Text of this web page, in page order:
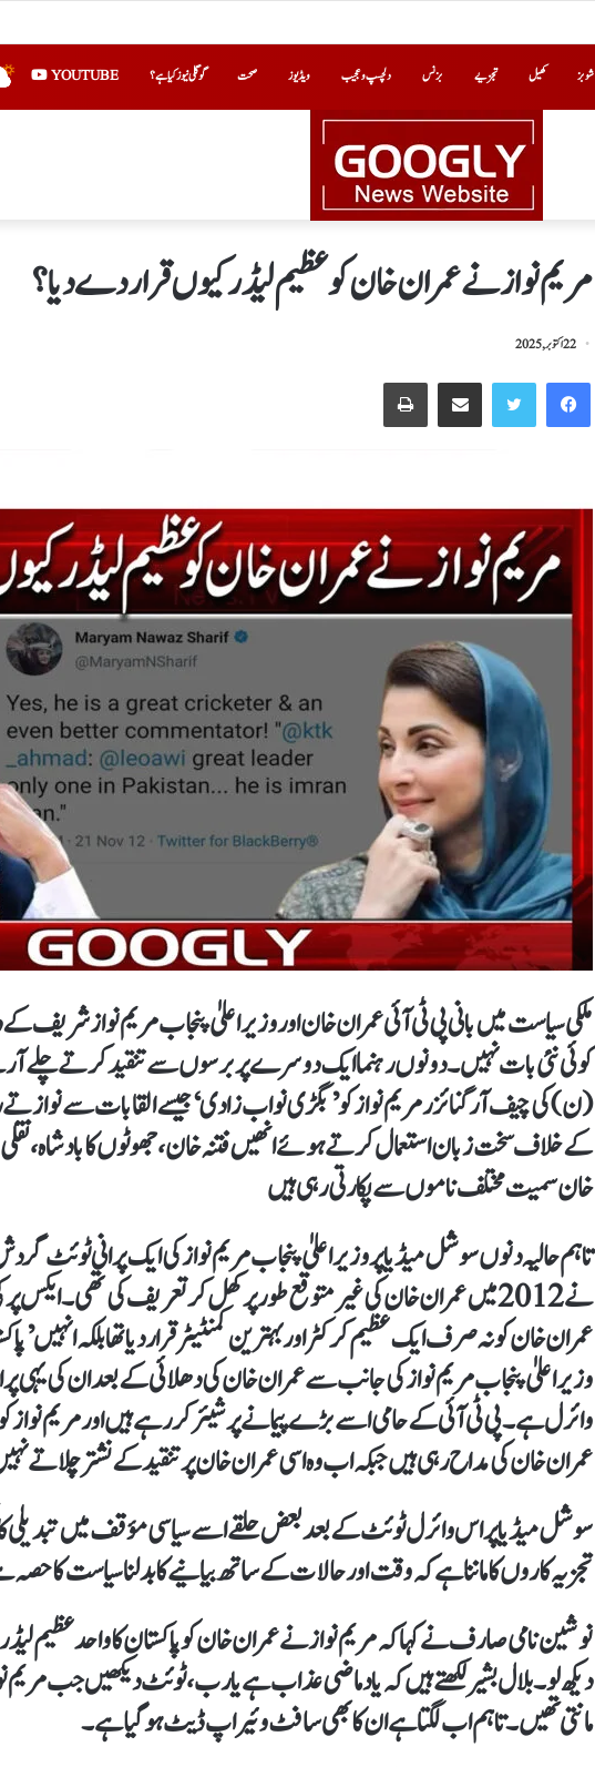
شوبز کھیل تجزیے بزنس دلچسپ و عجیب ویڈیوز صحت گوگلی نیوز کیا ہے؟ YOUTUBE
مریم نواز نے عمران خان کوعظیم لیڈرکیوں قرار دے دیا؟
22 اکتوبر, 2025
ملکی سیاست میں بانی پی ٹی آئی عمران خان اور وزیراعلیٰ پنجاب مریم نواز شریف کے
کوئی نئی بات نہیں۔ دونوں رہنما ایک دوسرے پر برسوں سے تنقید کرتے چلے
(ن) کی چیف آرگنائزر مریم نواز کو ’بگڑی نواب زادی‘ جیسے القابات سے
کے خلاف سخت زبان استعمال کرتے ہوئے انھیں فتنہ خان، جھوٹوں کا بادشاہ،
خان سمیت مختلف ناموں سے پکارتی رہی ہیں
تاہم حالیہ دنوں سوشل میڈیا پر وزیر اعلیٰ پنجاب مریم نواز کی ایک پرانی ٹوئٹ
نے 2012 میں عمران خان کی غیر متوقع طور پر کھل کر تعریف کی تھی۔
عمران خان کو نہ صرف ایک عظیم کرکٹر اور بہترین کمنٹیٹر قرار دیا تھا بلکہ انہیں
وزیر اعلیٰ پنجاب مریم نواز کی جانب سے عمران خان کی دھلائی کے بعد ان کی یہی
وائرل ہے۔ پی ٹی آئی کے حامی اسے بڑے پیمانے پر شیئر کر رہے ہیں اور مریم نواز
عمران خان کی مداح رہی ہیں جبکہ اب وہ اسی عمران خان پر تنقید کے نشتر چلاتے
سوشل میڈیا پر اس وائرل ٹوئٹ کے بعد بعض حلقے اسے سیاسی مؤقف میں تبدیلی
تجزیہ کاروں کا ماننا ہے کہ وقت اور حالات کے ساتھ بیانیے کا بدلنا سیاست کا
نوشین نامی صارف نے کہا کہ مریم نواز نے عمران خان کو پاکستان کا واحد عظیم لیڈر
دیکھ لو۔بلال بشیر لکھتے ہیں کہ یاد ماضی عذاب ہے یا رب، ٹوئٹ دیکھیں جب
مانتی تھیں۔ تاہم اب لگتا ہے ان کا بھی سافٹ وئیر اپ ڈیٹ ہو گیا ہے۔